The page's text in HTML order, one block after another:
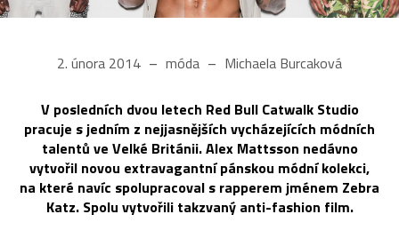
2. února 2014 móda Michaela Burcaková
V posledních dvou letech Red Bull Catwalk Studio
pracuje s jedním z nejjasnějších vycházejících módních
talentů ve Velké Británii. Alex Mattsson nedávno
vytvořil novou extravagantní pánskou módní kolekci,
na které navíc spolupracoval s rapperem jménem Zebra
Katz. Spolu vytvořili takzvaný anti-fashion film.